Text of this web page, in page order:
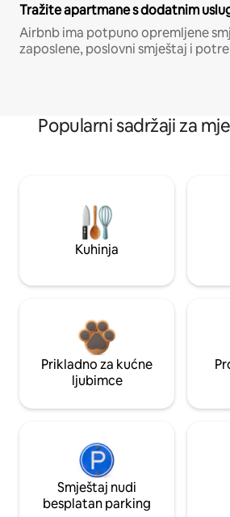
Tražite apartmane s dodatnim
Airbnb ima potpuno opremljene
zaposlene, poslovni smještaj i
Popularni sadržaji za
Kuhinja
Prikladno za kućne
ljubimce
Smještaj nudi
besplatan parking